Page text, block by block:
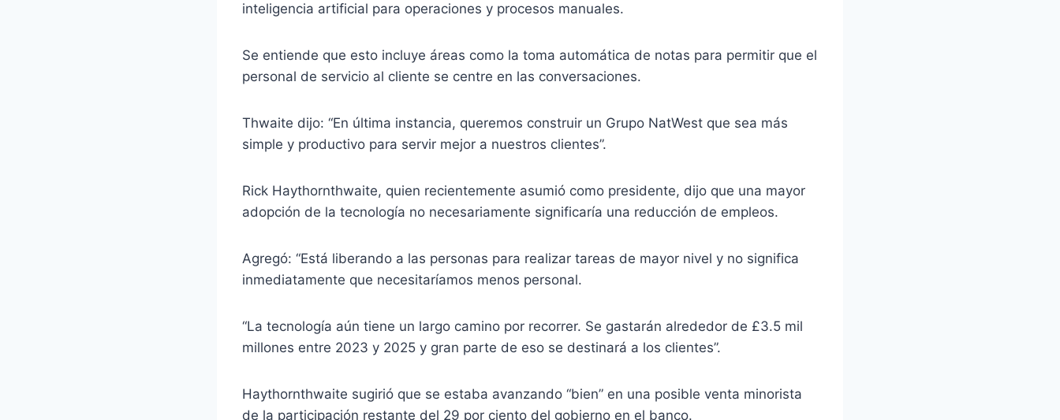
inteligencia artificial para operaciones y procesos manuales.
Se entiende que esto incluye áreas como la toma automática de notas para permitir que el
personal de servicio al cliente se centre en las conversaciones.
Thwaite dijo: “En última instancia, queremos construir un Grupo NatWest que sea más
simple y productivo para servir mejor a nuestros clientes”.
Rick Haythornthwaite, quien recientemente asumió como presidente, dijo que una mayor
adopción de la tecnología no necesariamente significaría una reducción de empleos.
Agregó: “Está liberando a las personas para realizar tareas de mayor nivel y no significa
inmediatamente que necesitaríamos menos personal.
“La tecnología aún tiene un largo camino por recorrer. Se gastarán alrededor de £3.5 mil
millones entre 2023 y 2025 y gran parte de eso se destinará a los clientes”.
Haythornthwaite sugirió que se estaba avanzando “bien” en una posible venta minorista
de la participación restante del 29 por ciento del gobierno en el banco.